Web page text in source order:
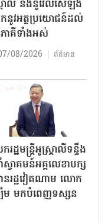
ាលី និងនូវែលសេឡង់
នូវអត្ថប្រយោជន៍ដល់
ាគីទាំងអស់
08/2026 ព័ត៌មាន
រដ្ឋមន្ត្រីអូស្ត្រាលីទន្ទឹង
ស្វាគមន៍អគ្គលេខាបក្ស
នរដ្ឋវៀតណាម លោក
មកបំពេញទស្សន